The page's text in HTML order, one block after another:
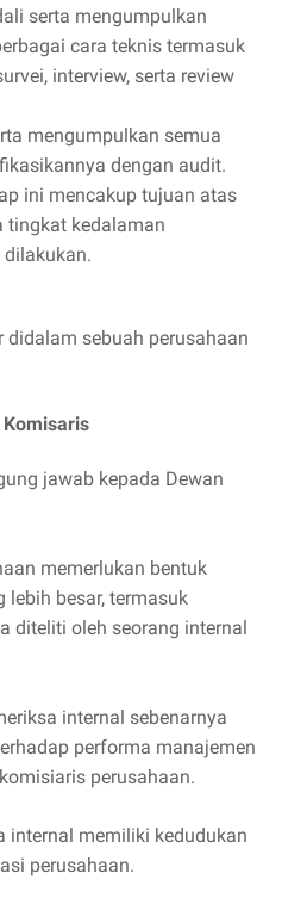
serta mengumpulkan
cara teknis termasuk
interview, serta review
mengumpulkan semua
dengan audit.
ini mencakup tujuan atas
tingkat kedalaman
dilakukan.
sebuah perusahaan
Komisaris
jawab kepada Dewan
memerlukan bentuk
lebih besar, termasuk
diteliti oleh seorang internal
internal sebenarnya
performa manajemen
perusahaan.
internal memiliki kedudukan
perusahaan.